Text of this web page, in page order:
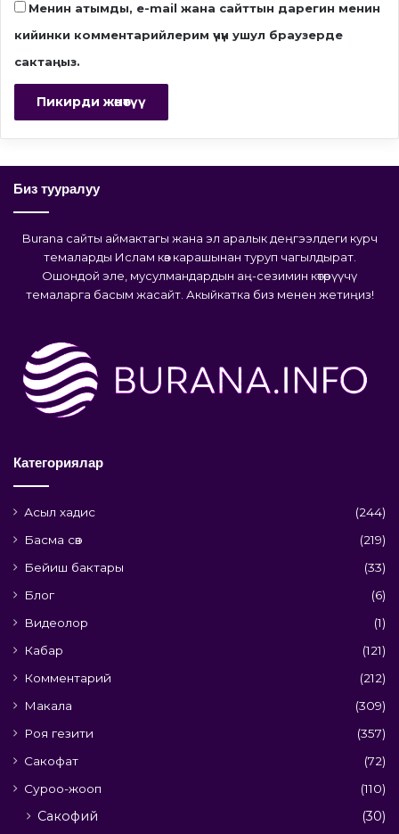
Менин атымды, e-mail жана сайттын дарегин менин
кийинки комментарийлерим үчүн ушул браузерде
сактаңыз.
Биз тууралуу
Burana сайты аймактагы жана эл аралык деңгээлдеги курч
темаларды Ислам көз карашынан туруп чагылдырат.
Ошондой эле, мусулмандардын аң-сезимин көтөрүүчү
темаларга басым жасайт. Акыйкатка биз менен жетиңиз!
Категориялар
Асыл хадис
(244)
Басма сөз
(219)
Бейиш бактары
(33)
Блог
(6)
Видеолор
(1)
Кабар
(121)
Комментарий
(212)
Макала
(309)
Роя гезити
(357)
Сакофат
(72)
Суроо-жооп
(110)
Сакофий
(30)